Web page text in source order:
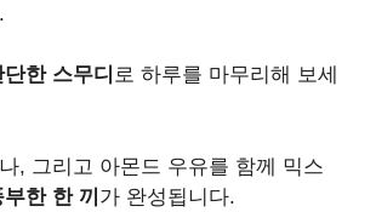
단한 스무디 로 하루를 마무리해 보세
, 그리고 아몬드 우유를 함께 믹스
한 한 끼 가 완성됩니다.